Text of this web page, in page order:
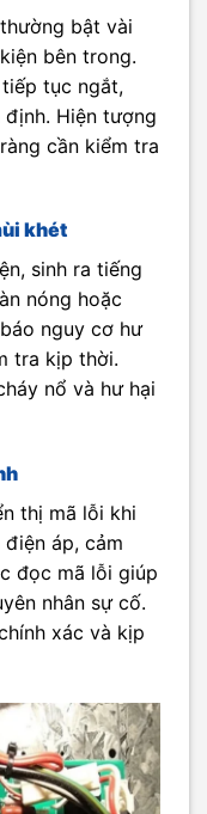
bật vài
bên trong.
tục ngắt,
Hiện tượng
cần kiểm tra
khét
sinh ra tiếng
nóng hoặc
nguy cơ hư
tra kịp thời.
nổ và hư hại
thị mã lỗi khi
áp, cảm
đọc mã lỗi giúp
nhân sự cố.
xác và kịp